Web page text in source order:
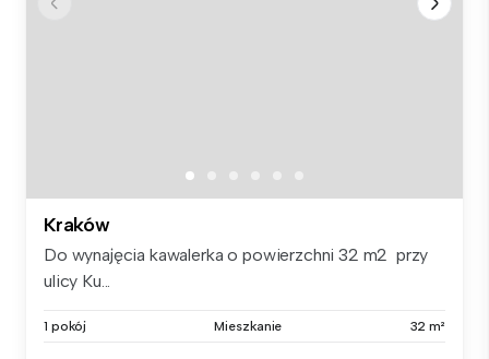
Kraków
Do wynajęcia kawalerka o powierzchni 32 m2 przy
ulicy Ku...
1 pokój Mieszkanie 32 m²